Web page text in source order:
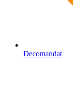
Decomandat